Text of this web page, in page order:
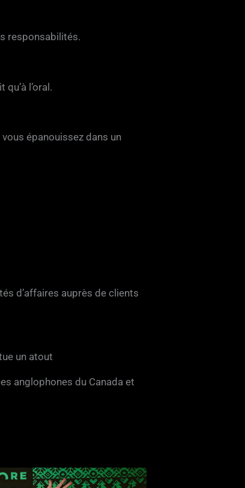
responsabilités.
l’oral.
épanouissez dans un
d’affaires auprès de clients
un atout
anglophones du Canada et